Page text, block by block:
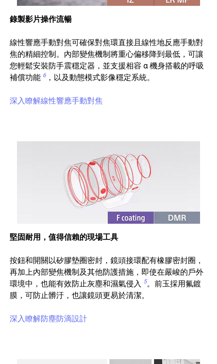
錄製影片操作流暢
線性響應手動對焦可確保對焦環直接且線性地反應手動對
焦的精細控制。內部變焦機制將重心偏移降到最低，可讓
您輕鬆安裝防手震穩定器，並支援相容 α 機身搭載的呼吸
補償功能 6 ，以及動態模式影像穩定系統。
深入瞭解線性響應手動對焦
堅固耐用，值得信賴的現場工具
按鈕和開關以矽膠墊圈密封，鏡頭接環配有橡膠密封圈，
再加上內部變焦機制及其他防護措施，即使在嚴峻的戶外
環境中，也能有效防止灰塵和濕氣侵入 5。前玉採用氟鍍
膜，可防止髒汙，也讓鏡頭更易於清潔。
深入瞭解防塵防滴設計